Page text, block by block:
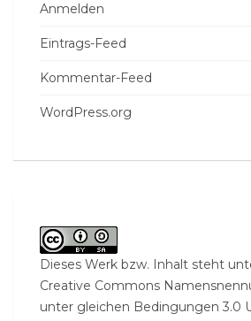
Anmelden
Eintrags-Feed
Kommentar-Feed
WordPress.org
Dieses Werk bzw. Inhalt steht
Creative Commons
unter gleichen Bedingungen 3.0